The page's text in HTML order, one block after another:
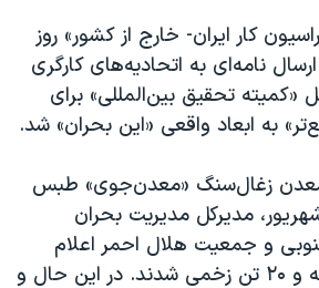
کار ایران- خارج از کشور» روز
نامه‌ای به اتحادیه‌های کارگری
تحقیق بین‌المللی» برای
به ابعاد واقعی «این بحران» شد.
معدن زغال‌سنگ «معدن‌جوی» طبس
شامگاه شنبه ۳۱ شهریور، مدیرکل مدیریت بحران
و جمعیت هلال احمر اعلام
کردند که ۵۱ تن کشته و ۲۰ تن زخمی شدند. در این حال و